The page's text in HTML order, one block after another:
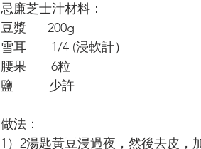
忌廉芝士汁材料：
豆漿      200g
雪耳       1/4 (浸軟計）
腰果       6粒
鹽          少許
做法：
1）2湯匙黃豆浸過夜，然後去皮，